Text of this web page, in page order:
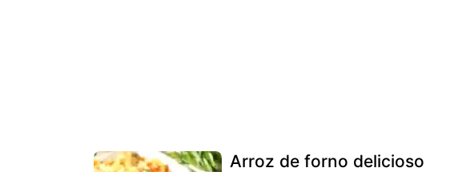
Arroz de forno delicioso